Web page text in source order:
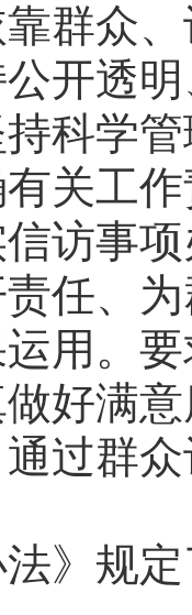
群众
开透
科学
关工
访事
任、
用。
好满
过群
规定